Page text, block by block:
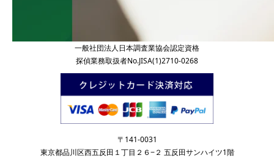
一般社団法人日本調査業協会認定資格
探偵業務取扱者No.JISA(1)2710-0268
〒141-0031
東京都品川区西五反田１丁目２６−２ 五反田サンハイツ1階